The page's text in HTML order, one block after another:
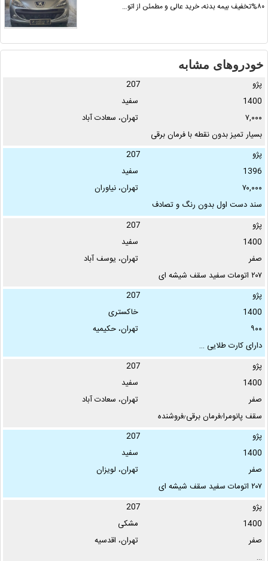
۸۰%تخفیف بیمه بدنه، خرید عالی و مطمئن از اتو…
خودروهای مشابه
پژو
207
1400
سفید
۷,۰۰۰
تهران، سعادت آباد
بسیار تمیز بدون نقطه با فرمان برقی
و کروز …
پژو
207
1396
سفید
۷۰,۰۰۰
تهران، نیاوران
سند دست اول بدون رنگ و تصادف
یک تصادف از جلو داشته که سینی
جلو به اندازه ۱ …
پژو
207
1400
سفید
صفر
تهران، یوسف آباد
۲۰۷ اتومات سفید سقف شیشه ای
مدل ۱۴۰۰ صفر کروز کنترل - ۲ تا
ایربگ - دوربین دید …
پژو
207
1400
خاکستری
۹۰۰
تهران، حکیمیه
دارای کارت طلایی …
پژو
207
1400
سفید
صفر
تهران، سعادت آباد
سقف پانومرا٫فرمان برقی٫فروشنده
شخصی …
پژو
207
1400
سفید
صفر
تهران، لویزان
۲۰۷ اتومات سفید سقف شیشه ای
صفر کروز کنترل-۲ ایربگ- دوربین دید
عقب -کارت حافظه …
پژو
207
1400
مشکی
صفر
تهران، اقدسیه
…